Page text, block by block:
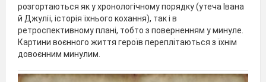
розгортаються як у хронологічному порядку (утеча Івана
й Джулії, історія їхнього кохання), так і в
ретроспективному плані, тобто з поверненням у минуле.
Картини воєнного життя героїв переплітаються з їхнім
довоєнним минулим.